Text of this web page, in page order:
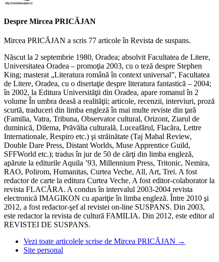
Despre Mircea PRICĂJAN
Mircea PRICĂJAN a scris 77 articole în Revista de suspans.
Născut la 2 septembrie 1980, Oradea; absolvit Facultatea de Litere,
Universitatea Oradea – promoţia 2003, cu o teză despre Stephen
King; masterat „Literatura română în context universal”, Facultatea
de Litere, Oradea, cu o disertaţie despre literatura fantastică – 2004;
în 2002, la Editura Universităţii din Oradea, apare romanul în 2
volume În umbra deasă a realităţii; articole, recenzii, interviuri, proză
scurtă, traduceri din limba engleză în mai multe reviste din ţară
(Familia, Vatra, Tribuna, Observator cultural, Orizont, Ziarul de
duminică, Dilema, Prăvălia culturală, Luceafărul, Flacăra, Lettre
Internationale, Respiro etc.) şi străinătate (Taj Mahal Review,
Double Dare Press, Distant Worlds, Muse Apprentice Guild,
SFFWorld etc.); tradus în jur de 50 de cărţi din limba engleză,
apărute la editurile Aquila ’93, Millennium Press, Tritonic, Nemira,
RAO, Polirom, Humanitas, Curtea Veche, All, Art, Trei. A fost
redactor de carte la editura Curtea Veche. A fost editor-colaborator la
revista FLACĂRA. A condus în intervalul 2003-2004 revista
electronică IMAGIKON cu apariţie în limba engleză. Între 2010 şi
2012, a fost redactor-şef al revistei on-line SUSPANS. Din 2003,
este redactor la revista de cultură FAMILIA. Din 2012, este editor al
REVISTEI DE SUSPANS.
Vezi toate articolele scrise de Mircea PRICĂJAN →
Site personal